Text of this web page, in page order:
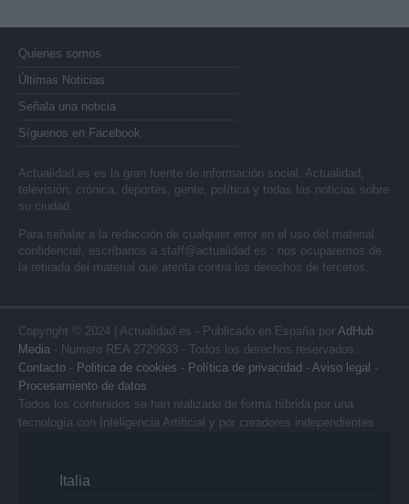
Quienes somos
Últimas Noticias
Señala una noticia
Síguenos en Facebook
Actualidad.es es la gran fuente de información social. Actualidad,
televisión, crónica, deportes, gente, política y todas las noticias sobre
su ciudad.
Para señalar a la redacción de cualquier error en el uso del material
confidencial, escríbanos a staff@actualidad.es : nos ocuparemos de
la retirada del material que atenta contra los derechos de terceros.
Copyright © 2024 | Actualidad.es - Publicado en España por AdHub
Media - Numero REA 2729933 - Todos los derechos reservados.
Contacto - Politica de cookies - Política de privacidad - Aviso legal -
Procesamiento de datos
Todos los contenidos se han realizado de forma híbrida por una
tecnología con Inteligencia Artificial y por creadores independientes
Italia